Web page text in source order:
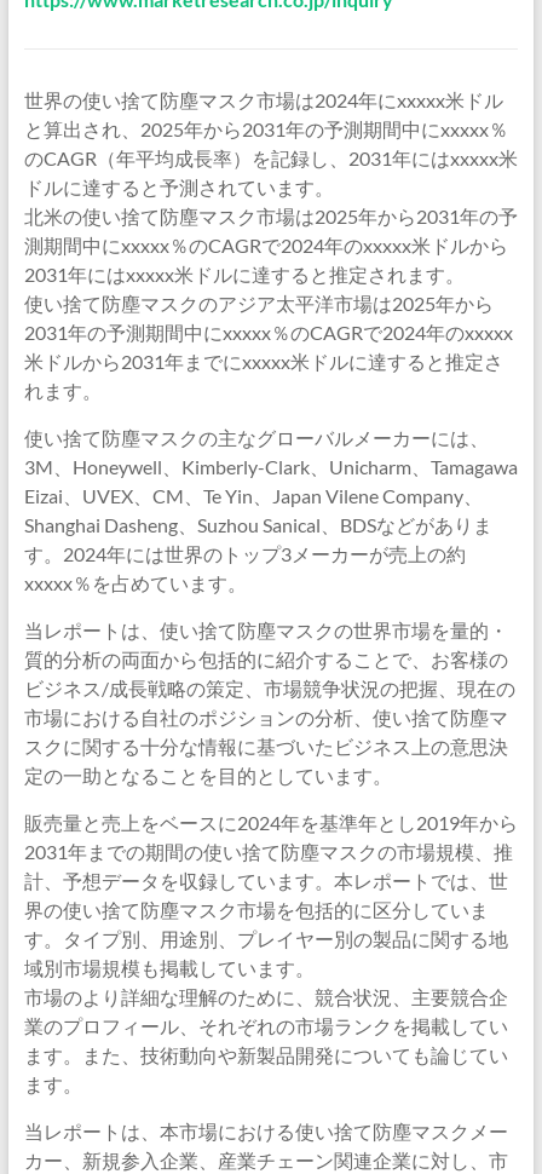
世界の使い捨て防塵マスク市場は2024年にxxxxx米ドル
と算出され、2025年から2031年の予測期間中にxxxxx％
のCAGR（年平均成長率）を記録し、2031年にはxxxxx米
ドルに達すると予測されています。
北米の使い捨て防塵マスク市場は2025年から2031年の予
測期間中にxxxxx％のCAGRで2024年のxxxxx米ドルから
2031年にはxxxxx米ドルに達すると推定されます。
使い捨て防塵マスクのアジア太平洋市場は2025年から
2031年の予測期間中にxxxxx％のCAGRで2024年のxxxxx
米ドルから2031年までにxxxxx米ドルに達すると推定さ
れます。
使い捨て防塵マスクの主なグローバルメーカーには、
3M、Honeywell、Kimberly-Clark、Unicharm、Tamagawa
Eizai、UVEX、CM、Te Yin、Japan Vilene Company、
Shanghai Dasheng、Suzhou Sanical、BDSなどがありま
す。2024年には世界のトップ3メーカーが売上の約
xxxxx％を占めています。
当レポートは、使い捨て防塵マスクの世界市場を量的・
質的分析の両面から包括的に紹介することで、お客様の
ビジネス/成長戦略の策定、市場競争状況の把握、現在の
市場における自社のポジションの分析、使い捨て防塵マ
スクに関する十分な情報に基づいたビジネス上の意思決
定の一助となることを目的としています。
販売量と売上をベースに2024年を基準年とし2019年から
2031年までの期間の使い捨て防塵マスクの市場規模、推
計、予想データを収録しています。本レポートでは、世
界の使い捨て防塵マスク市場を包括的に区分していま
す。タイプ別、用途別、プレイヤー別の製品に関する地
域別市場規模も掲載しています。
市場のより詳細な理解のために、競合状況、主要競合企
業のプロフィール、それぞれの市場ランクを掲載してい
ます。また、技術動向や新製品開発についても論じてい
ます。
当レポートは、本市場における使い捨て防塵マスクメー
カー、新規参入企業、産業チェーン関連企業に対し、市